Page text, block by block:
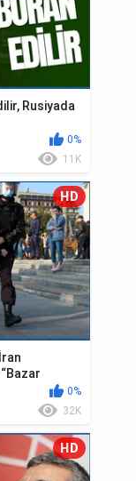
Rusiyada
0%
11K
HD
0%
32K
HD